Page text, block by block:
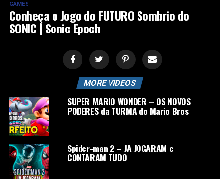
GAMES
Conheça o Jogo do FUTURO Sombrio do
SONIC | Sonic Epoch
MORE VIDEOS
SUPER MARIO WONDER – OS NOVOS
PODERES da TURMA do Mario Bros
Spider-man 2 – JA JOGARAM e
CONTARAM TUDO